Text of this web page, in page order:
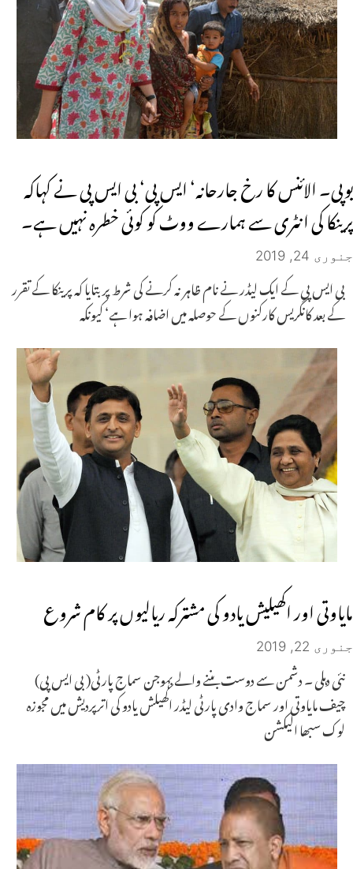
یوپی۔ الائنس کا رخ جارحانہ‘ ایس پی‘ بی ایس پی نے کہاکہ
پرینکا کی انٹری سے ہمارے ووٹ کو کوئی خطرہ نہیں ہے۔
جنوری 24, 2019
بی ایس پی کے ایک لیڈر نے نام ظاہر نہ کرنے کی شرط پر بتایا کہ پرینکا کے تقرر
کے بعد کانگریس کارکنوں کے حوصلہ میں اضافہ ہوا ہے‘ کیونکہ
مایاوتی اور اکھیلیش یادو کی مشترکہ ریالیوں پر کام شروع
جنوری 22, 2019
نئی دہلی ۔ دشمن سے دوست بننے والے بہوجن سماج پارٹی( بی ایس پی)
چیف مایاوتی اور سماج وادی پارٹی لیڈر اکھیلش یادو کی اترپردیش میں مجوزہ
لوک سبھا الیکشن